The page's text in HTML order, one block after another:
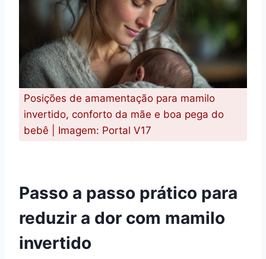
Posições de amamentação para mamilo
invertido, conforto da mãe e boa pega do
bebê | Imagem: Portal V17
Passo a passo prático para
reduzir a dor com mamilo
invertido